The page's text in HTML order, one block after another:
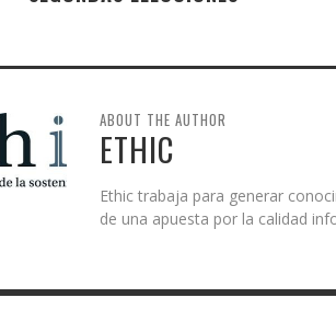
ABOUT THE AUTHOR
ETHIC
Ethic trabaja para generar
de una apuesta por la calidad